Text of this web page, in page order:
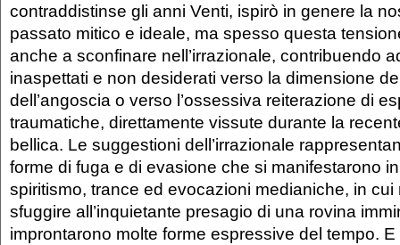
contraddistinse gli anni Venti, ispirò in genere la
passato mitico e ideale, ma spesso questa
anche a sconfinare nell’irrazionale, contribuendo
inaspettati e non desiderati verso la dimensione
dell’angoscia o verso l’ossessiva reiterazione di
traumatiche, direttamente vissute durante la
bellica. Le suggestioni dell’irrazionale
forme di fuga e di evasione che si manifestarono
spiritismo, trance ed evocazioni medianiche, in cui
sfuggire all’inquietante presagio di una rovina
improntarono molte forme espressive del tempo. E